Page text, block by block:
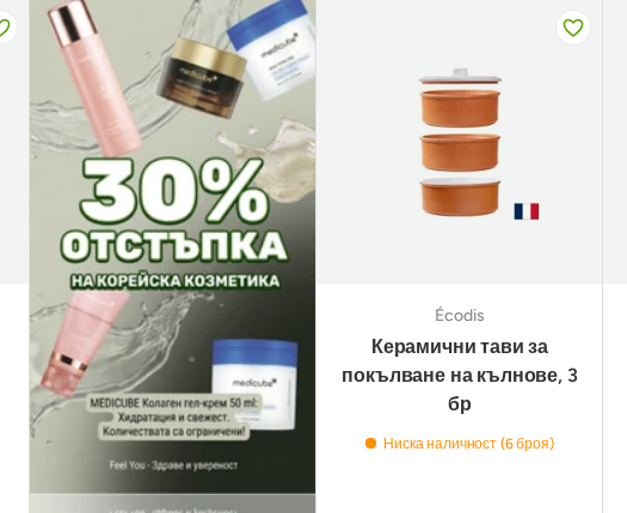
Écodis
Керамични тави за
покълване на кълнове, 3
бр
Ниска наличност (6 броя)